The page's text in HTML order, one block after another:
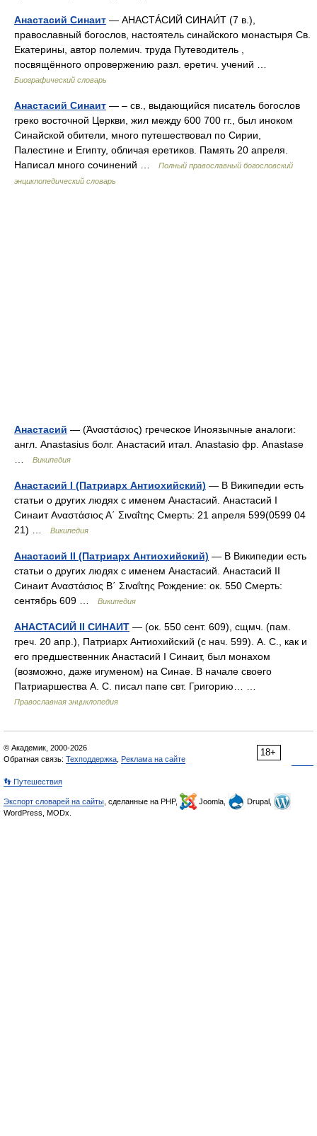
Анастасий Синаит — АНАСТÁСИЙ СИНАИ́Т (7 в.),
православный богослов, настоятель синайского монастыря Св.
Екатерины, автор полемич. труда Путеводитель ,
посвящённого опровержению разл. еретич. учений …
Биографический словарь
Анастасий Синаит — – св., выдающийся писатель богослов
греко восточной Церкви, жил между 600 700 гг., был иноком
Синайской обители, много путешествовал по Сирии,
Палестине и Египту, обличая еретиков. Память 20 апреля.
Написал много сочинений …
Полный православный богословский
энциклопедический словарь
Анастасий — (Ἀναστάσιος) греческое Иноязычные аналоги:
англ. Anastasius болг. Анастасий итал. Anastasio фр. Anastase
Википедия
Анастасий I (Патриарх Антиохийский) — В Википедии есть
статьи о других людях с именем Анастасий. Анастасий I
Синаит Αναστάσιος Α΄ Σιναΐτης Смерть: 21 апреля 599(0599 04
21) …
Википедия
Анастасий II (Патриарх Антиохийский) — В Википедии есть
статьи о других людях с именем Анастасий. Анастасий II
Синаит Αναστάσιος Β΄ Σιναΐτης Рождение: ок. 550 Смерть:
сентябрь 609 …
Википедия
АНАСТАСИЙ II СИНАИТ — (ок. 550 сент. 609), сщмч. (пам.
греч. 20 апр.), Патриарх Антиохийский (с нач. 599). А. С., как и
его предшественник Анастасий I Синаит, был монахом
(возможно, даже игуменом) на Синае. В начале своего
Патриаршества А. С. писал папе свт. Григорию… …
Православная энциклопедия
18+
© Академик, 2000-2026
Обратная связь: Техподдержка Реклама на сайте
👣 Путешествия
Экспорт словарей на сайты , сделанные на PHP, Joomla,
Drupal,
WordPress, MODx.